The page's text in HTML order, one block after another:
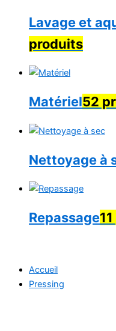
Lavage et
produits
Matériel52
Nettoyage à
Repassage
Accueil
Pressing